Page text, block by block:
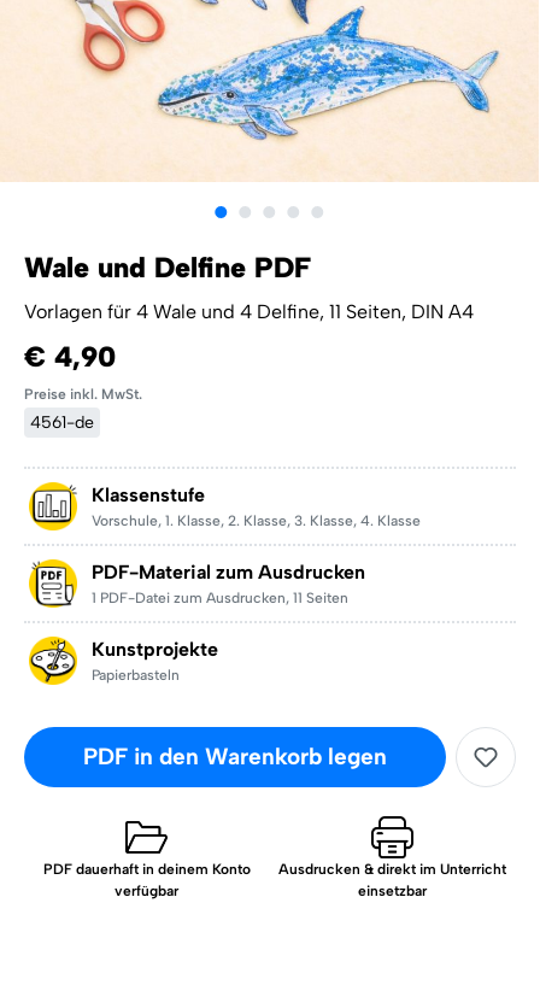
Wale und Delfine PDF
Vorlagen für 4 Wale und 4 Delfine, 11 Seiten, DIN A4
€ 4,90
Preise inkl. MwSt.
4561-de
Klassenstufe
Vorschule, 1. Klasse, 2. Klasse, 3. Klasse, 4. Klasse
PDF-Material zum Ausdrucken
1 PDF-Datei zum Ausdrucken, 11 Seiten
Kunstprojekte
Papierbasteln
PDF in den Warenkorb legen
PDF dauerhaft in deinem Konto
verfügbar
Ausdrucken & direkt im Unterricht
einsetzbar